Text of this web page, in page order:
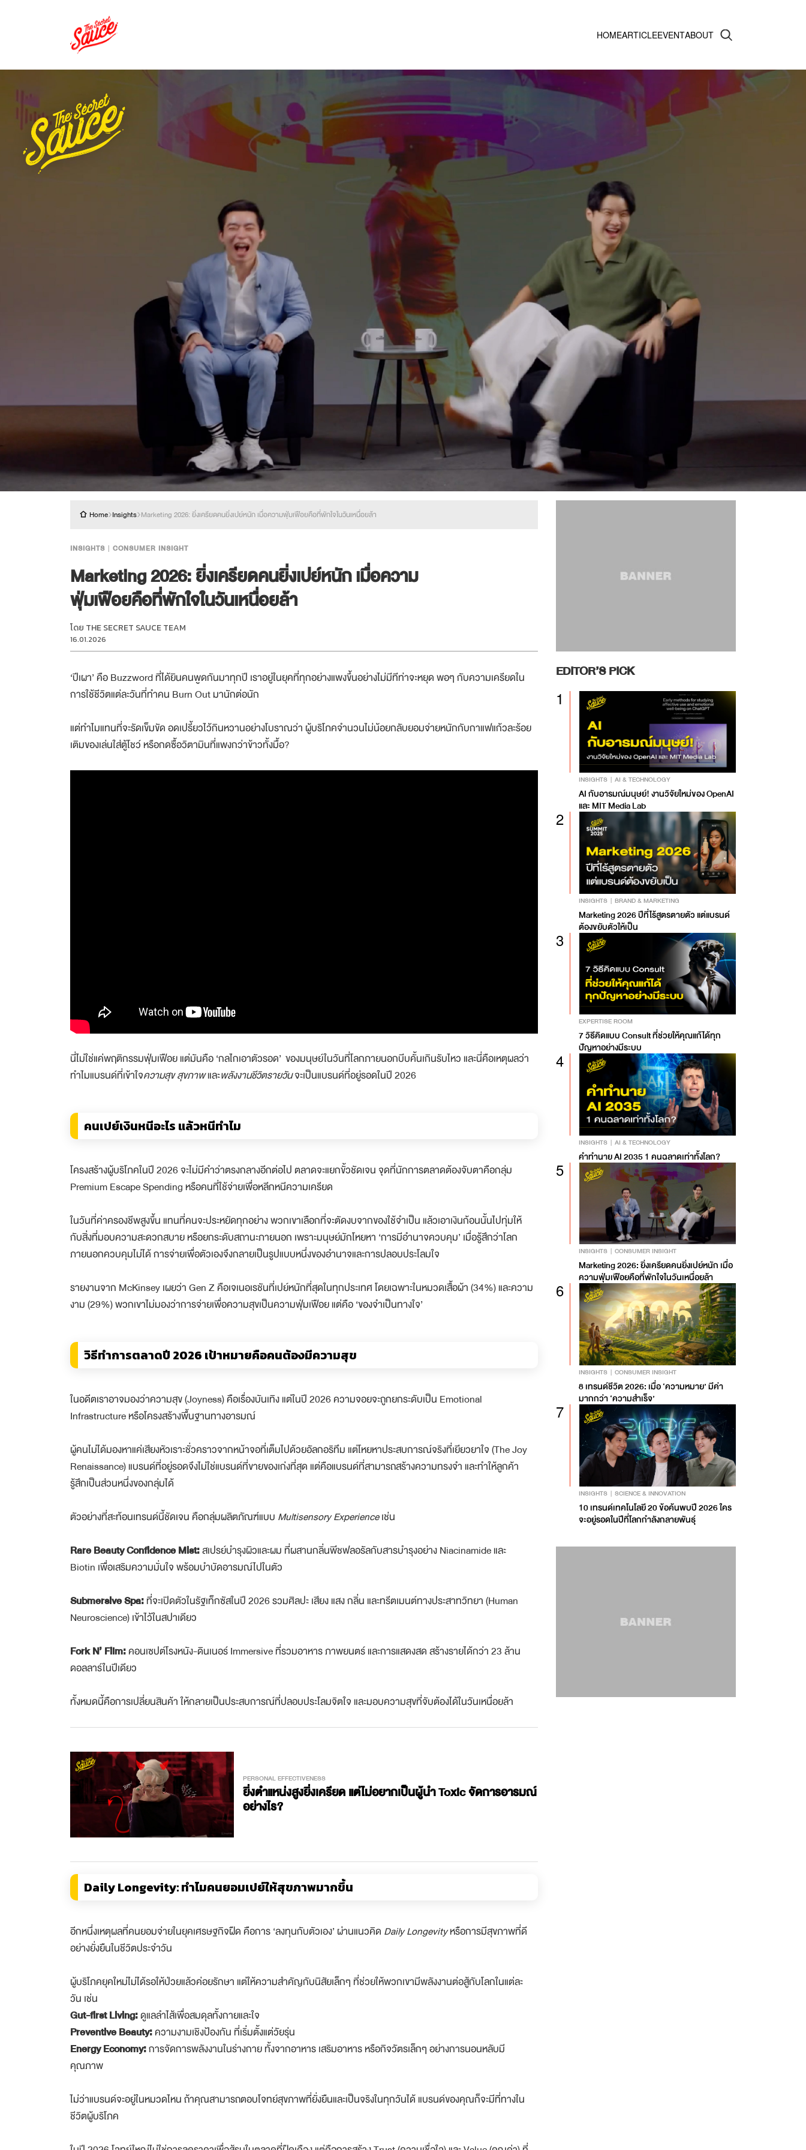
HOMEARTICLEEVENTABOUT
Home›Insights›Marketing 2026: ยิ่งเครียดคนยิ่งเปย์หนัก เมื่อความฟุ่มเฟือยคือที่พักใจในวันเหนื่อยล้า
INSIGHTS CONSUMER INSIGHT
Marketing 2026: ยิ่งเครียดคนยิ่งเปย์หนัก เมื่อความ
ฟุ่มเฟือยคือที่พักใจในวันเหนื่อยล้า
โดย THE SECRET SAUCE TEAM
16.01.2026
‘ปีเผา’ คือ Buzzword ที่ได้ยินคนพูดกันมาทุกปี เราอยู่ในยุคที่ทุกอย่างแพงขึ้นอย่างไม่มีทีท่าจะหยุด พอๆ กับความเครียดใน
การใช้ชีวิตแต่ละวันที่ทำคน Burn Out มานักต่อนัก
แต่ทำไมแทนที่จะรัดเข็มขัด อดเปรี้ยวไว้กินหวานอย่างโบราณว่า ผู้บริโภคจำนวนไม่น้อยกลับยอมจ่ายหนักกับกาแฟแก้วละร้อย
เติมของเล่นใส่ตู้โชว์ หรือกดซื้อวิตามินที่แพงกว่าข้าวทั้งมื้อ?
นี่ไม่ใช่แค่พฤติกรรมฟุ่มเฟือย แต่มันคือ ‘กลไกเอาตัวรอด’ ของมนุษย์ในวันที่โลกภายนอกบีบคั้นเกินรับไหว และนี่คือเหตุผลว่า
ทำไมแบรนด์ที่เข้าใจความสุขสุขภาพและพลังงานชีวิตรายวันจะเป็นแบรนด์ที่อยู่รอดในปี 2026
คนเปย์เงินหนีอะไร แล้วหนีทำไม
โครงสร้างผู้บริโภคในปี 2026 จะไม่มีคำว่าตรงกลางอีกต่อไป ตลาดจะแยกขั้วชัดเจน จุดที่นักการตลาดต้องจับตาคือกลุ่ม
Premium Escape Spending หรือคนที่ใช้จ่ายเพื่อหลีกหนีความเครียด
ในวันที่ค่าครองชีพสูงขึ้น แทนที่คนจะประหยัดทุกอย่าง พวกเขาเลือกที่จะตัดงบจากของใช้จำเป็น แล้วเอาเงินก้อนนั้นไปทุ่มให้
กับสิ่งที่มอบความสะดวกสบาย หรือยกระดับสถานะภายนอก เพราะมนุษย์มักโหยหา ‘การมีอำนาจควบคุม’ เมื่อรู้สึกว่าโลก
ภายนอกควบคุมไม่ได้ การจ่ายเพื่อตัวเองจึงกลายเป็นรูปแบบหนึ่งของอำนาจและการปลอบประโลมใจ
รายงานจาก McKinsey เผยว่า Gen Z คือเจเนอเรชันที่เปย์หนักที่สุดในทุกประเทศ โดยเฉพาะในหมวดเสื้อผ้า (34%) และความ
งาม (29%) พวกเขาไม่มองว่าการจ่ายเพื่อความสุขเป็นความฟุ่มเฟือย แต่คือ ‘ของจำเป็นทางใจ’
วิธีทำการตลาดปี 2026 เป้าหมายคือคนต้องมีความสุข
ในอดีตเราอาจมองว่าความสุข (Joyness) คือเรื่องบันเทิง แต่ในปี 2026 ความจอยจะถูกยกระดับเป็น Emotional
Infrastructure หรือโครงสร้างพื้นฐานทางอารมณ์
ผู้คนไม่ได้มองหาแค่เสียงหัวเราะชั่วคราวจากหน้าจอที่เต็มไปด้วยอัลกอริทึม แต่โหยหาประสบการณ์จริงที่เยียวยาใจ (The Joy
Renaissance) แบรนด์ที่อยู่รอดจึงไม่ใช่แบรนด์ที่ขายของเก่งที่สุด แต่คือแบรนด์ที่สามารถสร้างความทรงจำ และทำให้ลูกค้า
รู้สึกเป็นส่วนหนึ่งของกลุ่มได้
ตัวอย่างที่สะท้อนเทรนด์นี้ชัดเจน คือกลุ่มผลิตภัณฑ์แบบ Multisensory Experienceเช่น
Rare Beauty Confidence Mist:สเปรย์บำรุงผิวและผม ที่ผสานกลิ่นพีชฟลอรัลกับสารบำรุงอย่าง Niacinamide และ
Biotin เพื่อเสริมความมั่นใจ พร้อมบำบัดอารมณ์ไปในตัว
Submersive Spa:ที่จะเปิดตัวในรัฐเท็กซัสในปี 2026 รวมศิลปะ เสียง แสง กลิ่น และทรีตเมนต์ทางประสาทวิทยา (Human
Neuroscience) เข้าไว้ในสปาเดียว
Fork N’ Film:คอนเซปต์โรงหนัง-ดินเนอร์ Immersive ที่รวมอาหาร ภาพยนตร์ และการแสดงสด สร้างรายได้กว่า 23 ล้าน
ดอลลาร์ในปีเดียว
ทั้งหมดนี้คือการเปลี่ยนสินค้า ให้กลายเป็นประสบการณ์ที่ปลอบประโลมจิตใจ และมอบความสุขที่จับต้องได้ในวันเหนื่อยล้า
PERSONAL EFFECTIVENESS
ยิ่งตำแหน่งสูงยิ่งเครียด แต่ไม่อยากเป็นผู้นำ Toxic จัดการอารมณ์
อย่างไร?
Daily Longevity: ทำไมคนยอมเปย์ให้สุขภาพมากขึ้น
อีกหนึ่งเหตุผลที่คนยอมจ่ายในยุคเศรษฐกิจฝืด คือการ ‘ลงทุนกับตัวเอง’ ผ่านแนวคิด Daily Longevityหรือการมีสุขภาพที่ดี
อย่างยั่งยืนในชีวิตประจำวัน
ผู้บริโภคยุคใหม่ไม่ได้รอให้ป่วยแล้วค่อยรักษา แต่ให้ความสำคัญกับนิสัยเล็กๆ ที่ช่วยให้พวกเขามีพลังงานต่อสู้กับโลกในแต่ละ
วัน เช่น
Gut-first Living:ดูแลลำไส้เพื่อสมดุลทั้งกายและใจ
Preventive Beauty:ความงามเชิงป้องกัน ที่เริ่มตั้งแต่วัยรุ่น
Energy Economy:การจัดการพลังงานในร่างกาย ทั้งจากอาหาร เสริมอาหาร หรือกิจวัตรเล็กๆ อย่างการนอนหลับมี
คุณภาพ
ไม่ว่าแบรนด์จะอยู่ในหมวดไหน ถ้าคุณสามารถตอบโจทย์สุขภาพที่ยั่งยืนและเป็นจริงในทุกวันได้ แบรนด์ของคุณก็จะมีที่ทางใน
ชีวิตผู้บริโภค
EDITOR’S PICK
1
INSIGHTS AI & TECHNOLOGY
AI กับอารมณ์มนุษย์! งานวิจัยใหม่ของ OpenAI
และ MIT Media Lab
2
INSIGHTS BRAND & MARKETING
Marketing 2026 ปีที่ไร้สูตรตายตัว แต่แบรนด์
ต้องขยับตัวให้เป็น
3
EXPERTISE ROOM
7 วิธีคิดแบบ Consult ที่ช่วยให้คุณแก้ได้ทุก
ปัญหาอย่างมีระบบ
4
INSIGHTS AI & TECHNOLOGY
คำทำนาย AI 2035 1 คนฉลาดเท่าทั้งโลก?
5
INSIGHTS CONSUMER INSIGHT
Marketing 2026: ยิ่งเครียดคนยิ่งเปย์หนัก เมื่อ
ความฟุ่มเฟือยคือที่พักใจในวันเหนื่อยล้า
6
INSIGHTS CONSUMER INSIGHT
8 เทรนด์ชีวิต 2026: เมื่อ ‘ความหมาย’ มีค่า
มากกว่า ‘ความสำเร็จ’
7
INSIGHTS SCIENCE & INNOVATION
10 เทรนด์เทคโนโลยี 20 ข้อค้นพบปี 2026 ใคร
จะอยู่รอดในปีที่โลกกำลังกลายพันธุ์